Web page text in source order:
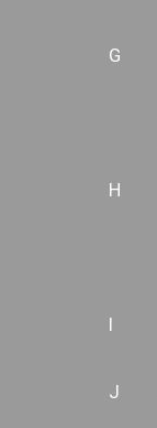
G
H
I
J